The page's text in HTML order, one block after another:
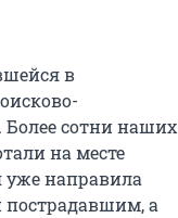
в
сотни наших
на месте
уже направила
пострадавшим, а